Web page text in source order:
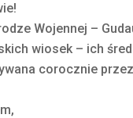
Wojennej –
wiosek – ich
corocznie